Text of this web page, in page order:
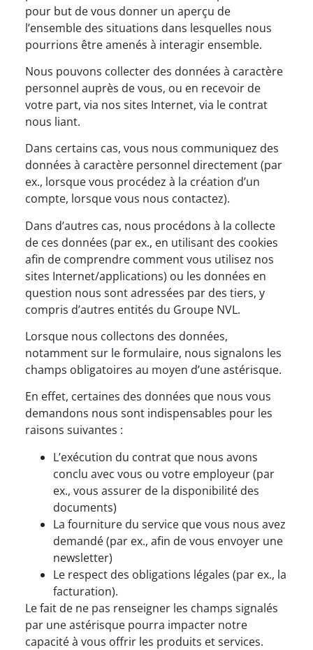
pour but de vous donner un aperçu de
l’ensemble des situations dans lesquelles nous
pourrions être amenés à interagir ensemble.
Nous pouvons collecter des données à caractère
personnel auprès de vous, ou en recevoir de
votre part, via nos sites Internet, via le contrat
nous liant.
Dans certains cas, vous nous communiquez des
données à caractère personnel directement (par
ex., lorsque vous procédez à la création d’un
compte, lorsque vous nous contactez).
Dans d’autres cas, nous procédons à la collecte
de ces données (par ex., en utilisant des cookies
afin de comprendre comment vous utilisez nos
sites Internet/applications) ou les données en
question nous sont adressées par des tiers, y
compris d’autres entités du Groupe NVL.
Lorsque nous collectons des données,
notamment sur le formulaire, nous signalons les
champs obligatoires au moyen d’une astérisque.
En effet, certaines des données que nous vous
demandons nous sont indispensables pour les
raisons suivantes :
L’exécution du contrat que nous avons
conclu avec vous ou votre employeur (par
ex., vous assurer de la disponibilité des
documents)
La fourniture du service que vous nous avez
demandé (par ex., afin de vous envoyer une
newsletter)
Le respect des obligations légales (par ex., la
facturation).
Le fait de ne pas renseigner les champs signalés
par une astérisque pourra impacter notre
capacité à vous offrir les produits et services.